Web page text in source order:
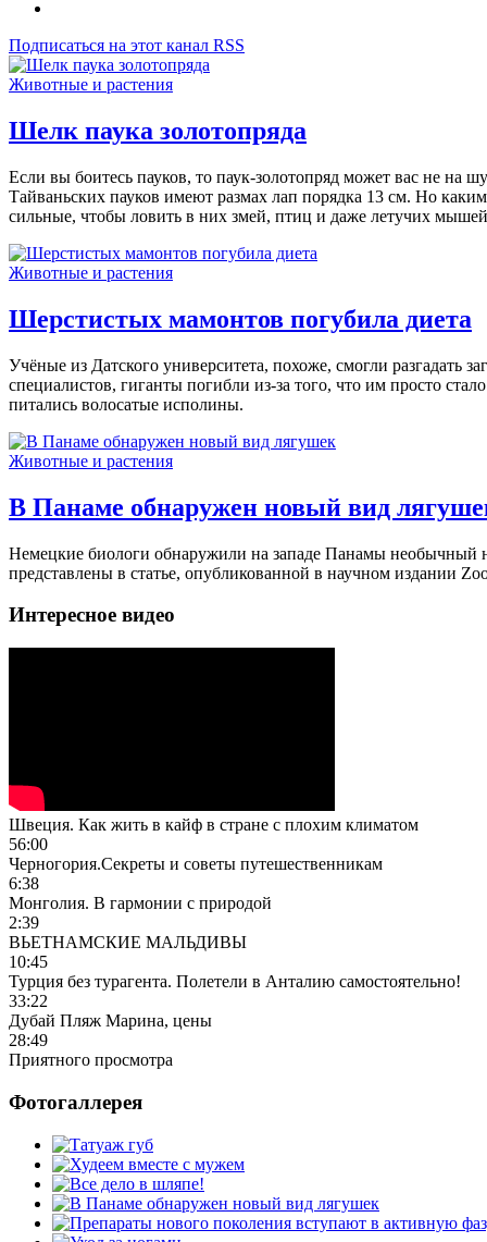
Подписаться на этот канал RSS
Животные и растения
Шелк паука золотопряда
Если вы боитесь пауков, то паук-золотопряд может вас не на
Тайваньских пауков имеют размах лап порядка 13 см. Но
сильные, чтобы ловить в них змей, птиц и даже летучих
Животные и растения
Шерстистых мамонтов погубила диета
Учёные из Датского университета, похоже, смогли разгадать
специалистов, гиганты погибли из-за того, что им просто
питались волосатые исполины.
Животные и растения
В Панаме обнаружен новый вид
Немецкие биологи обнаружили на западе Панамы необычный
представлены в статье, опубликованной в научном издании
Интересное видео
Швеция. Как жить в кайф в стране с плохим климатом
56:00
Черногория.Секреты и советы путешественникам
6:38
Монголия. В гармонии с природой
2:39
ВЬЕТНАМСКИЕ МАЛЬДИВЫ
10:45
Турция без турагента. Полетели в Анталию самостоятельно!
33:22
Дубай Пляж Марина, цены
28:49
Приятного просмотра
Фотогаллерея